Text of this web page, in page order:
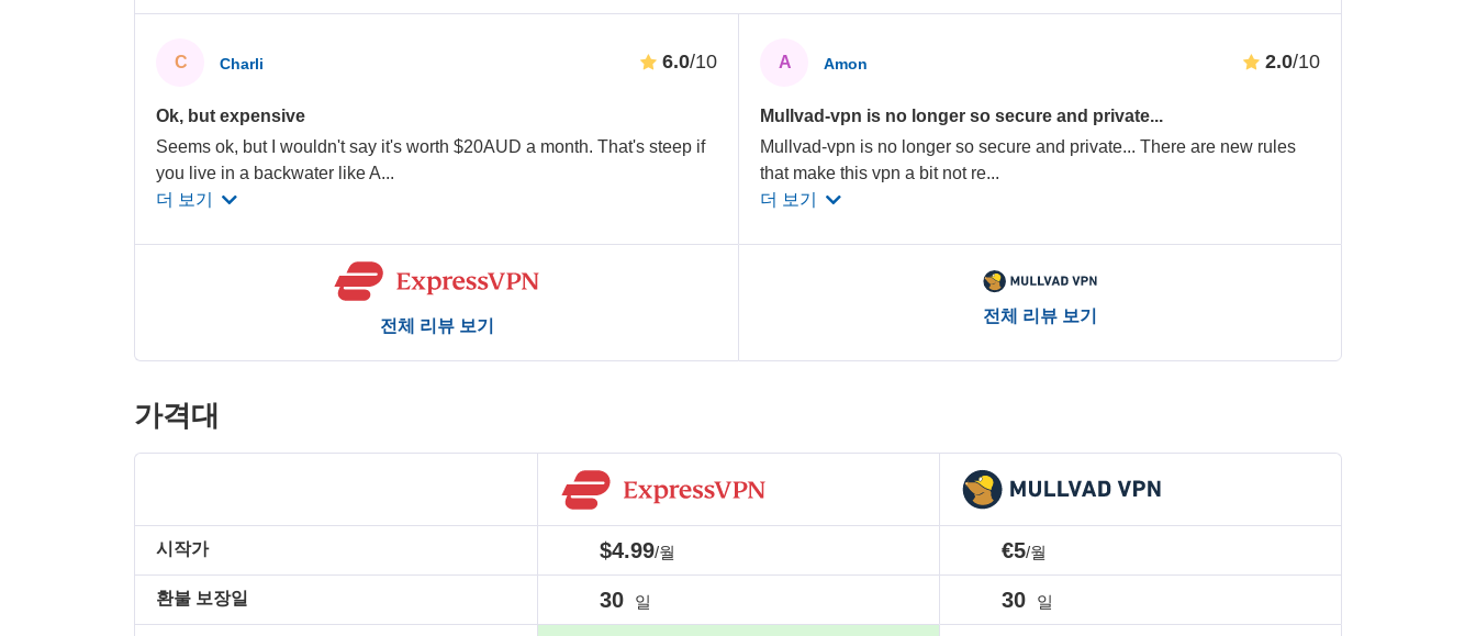
C Charli 6.0/10
Ok, but expensive
Seems ok, but I wouldn't say it's worth $20AUD a month. That's steep if
you live in a backwater like A...
더 보기
전체 리뷰 보기
A Amon 2.0/10
Mullvad-vpn is no longer so secure and private...
Mullvad-vpn is no longer so secure and private... There are new rules
that make this vpn a bit not re...
더 보기
전체 리뷰 보기
가격대
시작가
환불 보장일
$4.99/월
30 일
€5/월
30 일